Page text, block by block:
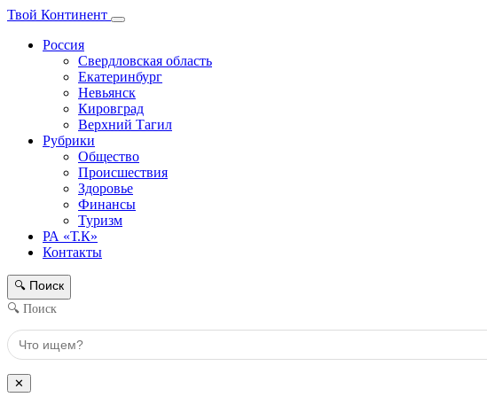
Твой Континент
Россия
Свердловская область
Екатеринбург
Невьянск
Кировград
Верхний Тагил
Рубрики
Общество
Происшествия
Здоровье
Финансы
Туризм
РА «Т.К»
Контакты
🔍 Поиск
🔍 Поиск
✕